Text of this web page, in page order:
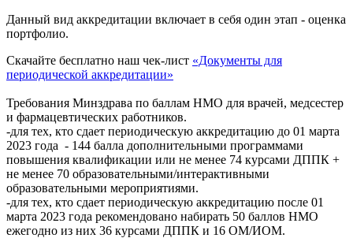
Данный вид аккредитации включает в себя один этап - оценка
портфолио.
Скачайте бесплатно наш чек-лист «Документы для
периодической аккредитации»
Требования Минздрава по баллам НМО для врачей, медсестер
и фармацевтических работников.
-для тех, кто сдает периодическую аккредитацию до 01 марта
2023 года - 144 балла дополнительными программами
повышения квалификации или не менее 74 курсами ДППК +
не менее 70 образовательными/интерактивными
образовательными мероприятиями.
-для тех, кто сдает периодическую аккредитацию после 01
марта 2023 года рекомендовано набирать 50 баллов НМО
ежегодно из них 36 курсами ДППК и 16 ОМ/ИОМ.